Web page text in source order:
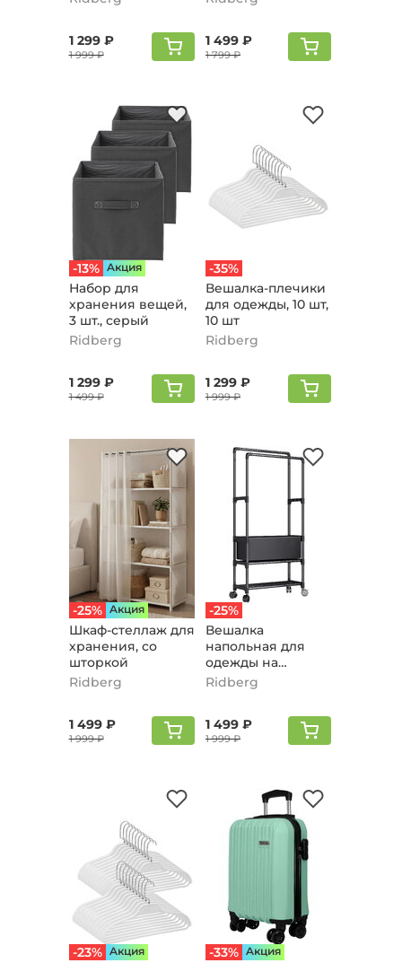
1 299 ₽
1 999 ₽
черный
1 499 ₽
1 799 ₽
-13% Aкция
Набор для
хранения вещей,
3 шт., серый
Ridberg
1 299 ₽
1 499 ₽
-35%
Вешалка-плечики
для одежды, 10 шт,
10 шт
Ridberg
1 299 ₽
1 999 ₽
-25% Aкция
Шкаф-стеллаж для
хранения, со
шторкой
Ridberg
1 499 ₽
1 999 ₽
-25%
Вешалка
напольная для
одежды на
колесах, вешалка
напольная
Ridberg
1 499 ₽
1 999 ₽
-23% Aкция -33% Aкция